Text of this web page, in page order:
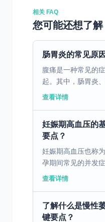
相关 FAQ
您可能还想了解
肠胃炎的常见原
腹痛是一种常见的
起。其中，肠胃炎
见的三个原因。肠
查看详情
妊娠期高血压的
要点？
妊娠期高血压也称
孕期间常见的并发
周以后出现，表现
查看详情
了解什么是慢性
键要点？